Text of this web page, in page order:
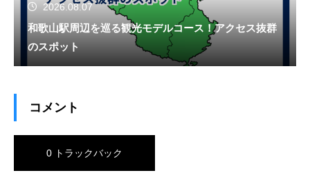
2026.08.07
和歌山駅周辺を巡る観光モデルコース！アクセス抜群
のスポット
コメント
0 トラックバック